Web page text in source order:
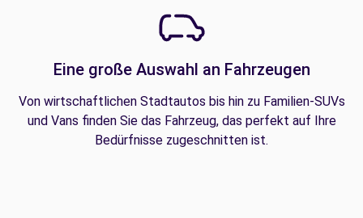
Eine große Auswahl an Fahrzeugen
Von wirtschaftlichen Stadtautos bis hin zu Familien-SUVs
und Vans finden Sie das Fahrzeug, das perfekt auf Ihre
Bedürfnisse zugeschnitten ist.